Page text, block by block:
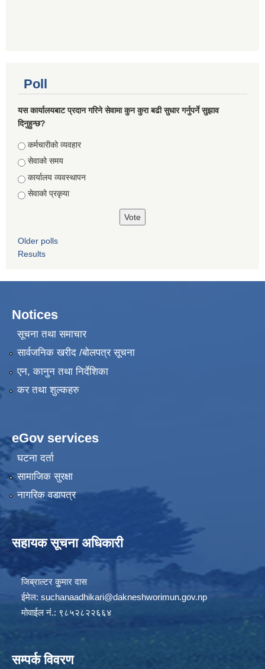
Poll
यस कार्यालयबाट प्रदान गरिने सेवामा कुन कुरा बढी सुधार गर्नुपर्ने सुझाव
दिनुहुन्छ?
Choices
कर्मचारीको व्यवहार
सेवाको समय
कार्यालय व्यवस्थापन
सेवाको प्रकृया
Older polls
Results
Notices
सूचना तथा समाचार
सार्वजनिक खरीद /बोलपत्र सूचना
एन, कानुन तथा निर्देशिका
कर तथा शुल्कहरु
eGov services
घटना दर्ता
सामाजिक सुरक्षा
नागरिक वडापत्र
सहायक सूचना अधिकारी
जिब्राल्टर कुुमार दास
ईमेल: suchanaadhikari@dakneshworimun.gov.np
मोवाईल नं.: ९८५२८२२६६४
सम्पर्क विवरण